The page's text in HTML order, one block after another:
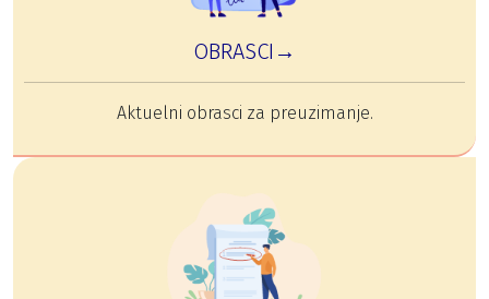
OBRASCI→
Aktuelni obrasci za preuzimanje.